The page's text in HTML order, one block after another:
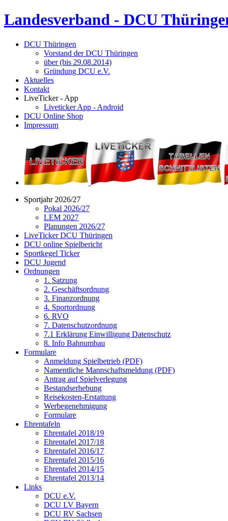
Landesverband - DCU
DCU Thüringen
Vorstand der DCU Thüringen
über (bis 29.08.2014)
Gründung DCU e.V.
Aktuelles
Kontakt
LiveTicker - App
Liveticker App - Android
DCU Online Shop
Impressum
Sportjahr 2026/27
Pokal 2026/27
LEM 2027
Planungen 2026/27
LiveTicker DCU Thüringen
DCU online Spielbericht
Sportkegel Ticker
DCU Jugend
Ordnungen
1. Satzung
2. Geschäftsordnung
3. Finanzordnung
4. Sportordnung
6. RVO
7. Datenschutzordnung
7.1 Erklärung Einwilligung Datenschutz
8. Info Bahnumbau
Formulare
Anmeldung Spielbetrieb (PDF)
Namentliche Mannschaftsmeldung (PDF)
Antrag auf Spielverlegung
Bestandserhebung
Reisekosten-Erstattung
Werbegenehmigung
Formulare
Ehrentafeln
Ehrentafel 2018/19
Ehrentafel 2017/18
Ehrentafel 2016/17
Ehrentafel 2015/16
Ehrentafel 2014/15
Ehrentafel 2013/14
Links
DCU e.V.
DCU LV Bayern
DCU RV Sachsen